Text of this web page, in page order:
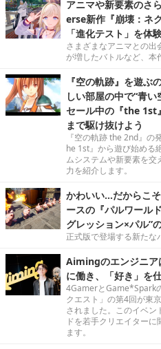
アニマや新要素のさ
erse新作『崩壊：ネ
「進化テスト」を体
さまざまなアニマとの出
が増したバトルなど、本
『空の軌跡』を遊ぶ
しい部屋の中で“青
セール中の『the 1st
まで駆け抜けよう
『空の軌跡 the 2nd』
he 1st』から遊び始める
ムシステムや新要素を
力を紹介します。
かわいい…だからこ
ースの『パルワール
グレッション×パル”
正式版で登場する新たな
Aimingのエンジニア
に働き、「好き」を
4GamerとGame*Spark
クエスト」の第4回が東
されました。このイベン
ドを若手クリエイター
ます。